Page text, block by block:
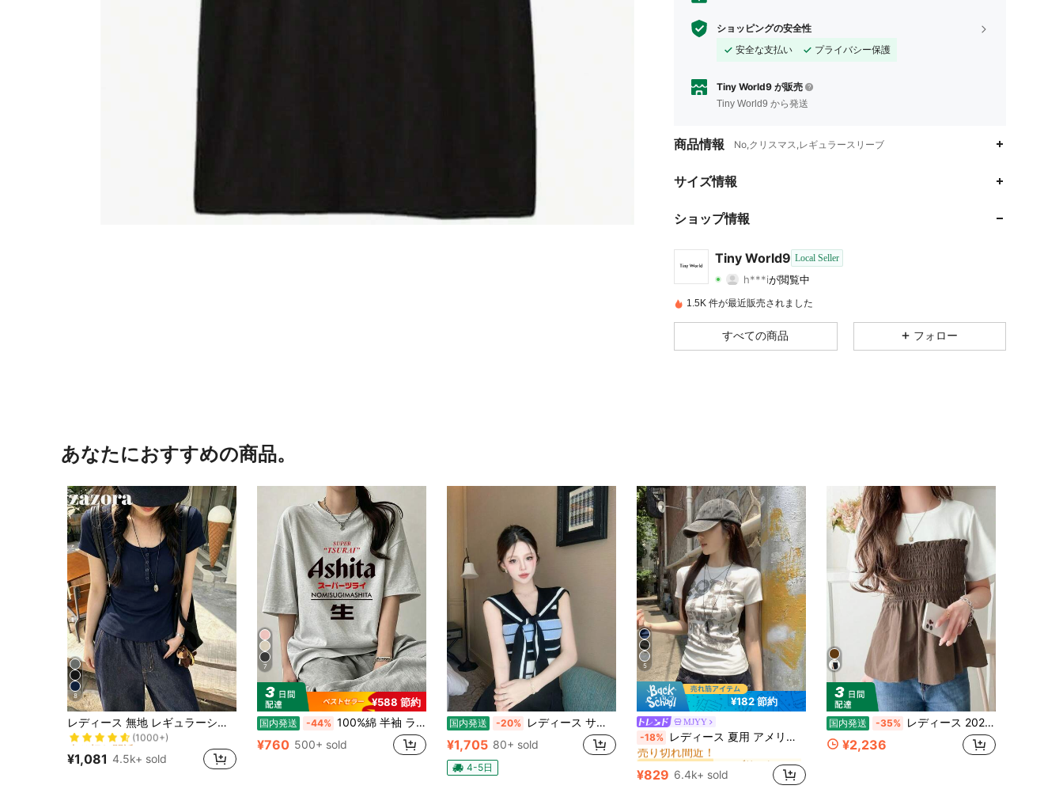
ショッピングの安全性
安全な支払い
プライバシー保護
Tiny World9 が販売
Tiny World9 から発送
商品情報 No,クリスマス,レギュラースリーブ
サイズ情報
ショップ情報
Tiny World9 Local Seller
4.26
4.26
が閲覧中
4.26 評価 3.5K商品
4.26 3.5K 50
4.26 3.5K
1.5K 件が最近販売されました
すべての商品 フォロー
あなたにおすすめの商品。
8
レディース 無地 レギュラーショルダー 半袖Tシャツ ラウンドネック スリムフィット 美シルエット 伸縮性 軽量 通気性 快適素材 夏用 万能 オールマッチ トップス
売り切れ間近！
(1000+)
売り切れ間近！
(1000+)
売り切れ間近！
(1000+)
売り切れ間近！
¥1,081 4.5k+ sold
7
¥588 節約
国内発送 -44% 100%綿 半袖 ラウンドネック Tシャツ 夏服 レディース おもしろプリント ゆったり カジュアル トップス
¥760 500+ sold
国内発送 -20% レディース サマーニット ベスト セーラーカラー セーラー襟 ボーダー柄 ノースリーブ タンクトップ トップス タイト スリム 着痩せ 細見え 骨格ウェーブ 華奢見え フロントリボン ボウタイ 襟付き 配色 春 夏 春夏用 大人可愛い きれいめ フェミニン 韓国ファッション 量産型 フレンチガーリー ガーリー デート服 お出かけ 海 ビーチ リゾート カジュアル 上品 清楚 重ね着 レイヤード 涼しい 伸縮性 フィット感 スタイルアップ 10代 20代 30代 ブラック ブルー ホワイト ビスチェ
¥1,705 80+ sold
4-5日
5
¥182 節約
MJYY
-18% レディース 夏用 アメリカン柄 フィット 半袖Tシャツ ホワイト カジュアルトップス
#9 ベストセラー
売り切れ間近！
#9 ベストセラー
売り切れ間近！
#9 ベストセラー
売り切れ間近！
#9 ベストセラー ファブリック 女性用Tシャツ
¥829 6.4k+ sold
国内発送 -35% レディース 2026夏新作 Tシャツ 半袖 トップス ドッキング ビスチェ風 シャーリング ペプラム 切り替え バイカラー モノトーン ショート丈 クロップド 細見え 脚長効果 二の腕カバー 体型カバー 着痩せ
¥2,236